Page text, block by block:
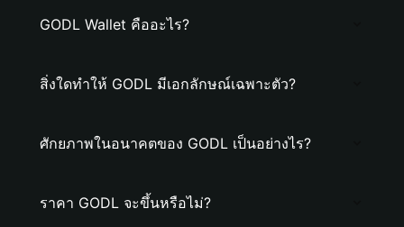
GODL Wallet คืออะไร?
สิ่งใดทำให้ GODL มีเอกลักษณ์เฉพาะตัว?
ศักยภาพในอนาคตของ GODL เป็นอย่างไร?
ราคา GODL จะขึ้นหรือไม่?